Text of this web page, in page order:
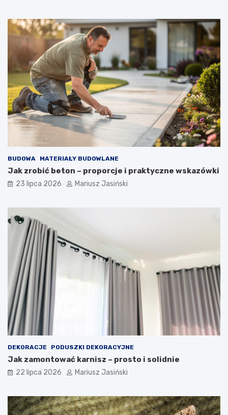
BUDOWA MATERIAŁY BUDOWLANE
Jak zrobić beton – proporcje i praktyczne wskazówki
23 lipca 2026 Mariusz Jasiński
DEKORACJE PODUSZKI DEKORACYJNE
Jak zamontować karnisz – prosto i solidnie
22 lipca 2026 Mariusz Jasiński